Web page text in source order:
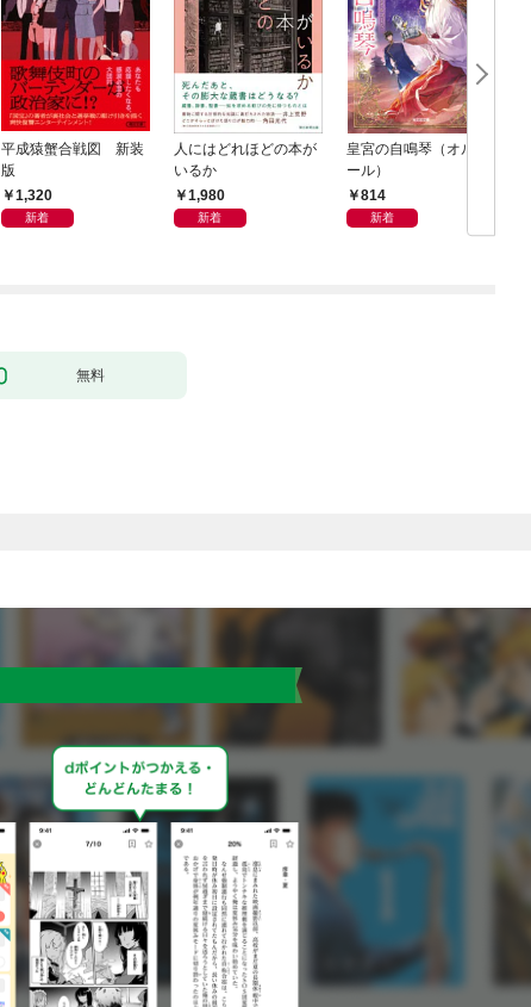
平成猿蟹合戦図 新装
版
1,320
新着
人にはどれほどの本が
いるか
1,980
新着
皇宮の自鳴琴（オルゴ
ール）
814
新着
無料